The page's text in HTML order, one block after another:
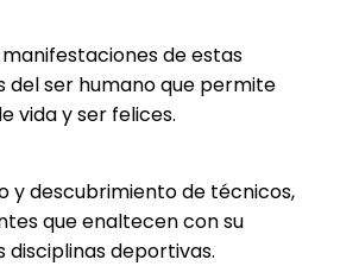
de estas
del ser humano que permite
vida y ser felices.
y descubrimiento de técnicos,
que enaltecen con su
disciplinas deportivas.